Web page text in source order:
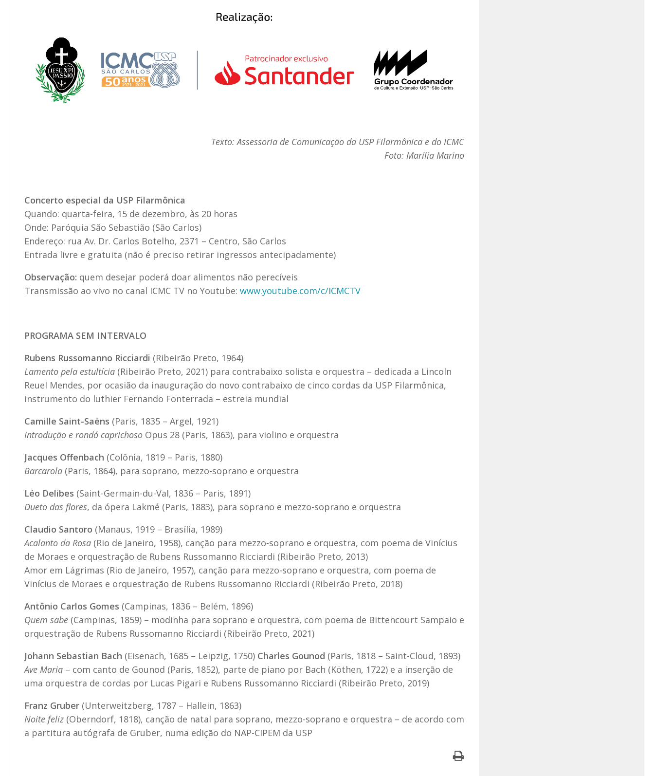
Texto: Assessoria de Comunicação da USP Filarmônica e do ICMC
Foto: Marília Marino
Concerto especial da USP Filarmônica
Quando: quarta-feira, 15 de dezembro, às 20 horas
Onde: Paróquia São Sebastião (São Carlos)
Endereço: rua Av. Dr. Carlos Botelho, 2371 – Centro, São Carlos
Entrada livre e gratuita (não é preciso retirar ingressos antecipadamente)
Observação: quem desejar poderá doar alimentos não perecíveis
Transmissão ao vivo no canal ICMC TV no Youtube: www.youtube.com/c/ICMCTV
PROGRAMA SEM INTERVALO
Rubens Russomanno Ricciardi (Ribeirão Preto, 1964)
Lamento pela estultícia (Ribeirão Preto, 2021) para contrabaixo solista e orquestra – dedicada a Lincoln
Reuel Mendes, por ocasião da inauguração do novo contrabaixo de cinco cordas da USP Filarmônica,
instrumento do luthier Fernando Fonterrada – estreia mundial
Camille Saint-Saëns (Paris, 1835 – Argel, 1921)
Introdução e rondó caprichoso Opus 28 (Paris, 1863), para violino e orquestra
Jacques Offenbach (Colônia, 1819 – Paris, 1880)
Barcarola (Paris, 1864), para soprano, mezzo-soprano e orquestra
Léo Delibes (Saint-Germain-du-Val, 1836 – Paris, 1891)
Dueto das flores, da ópera Lakmé (Paris, 1883), para soprano e mezzo-soprano e orquestra
Claudio Santoro (Manaus, 1919 – Brasília, 1989)
Acalanto da Rosa (Rio de Janeiro, 1958), canção para mezzo-soprano e orquestra, com poema de Vinícius
de Moraes e orquestração de Rubens Russomanno Ricciardi (Ribeirão Preto, 2013)
Amor em Lágrimas (Rio de Janeiro, 1957), canção para mezzo-soprano e orquestra, com poema de
Vinícius de Moraes e orquestração de Rubens Russomanno Ricciardi (Ribeirão Preto, 2018)
Antônio Carlos Gomes (Campinas, 1836 – Belém, 1896)
Quem sabe (Campinas, 1859) – modinha para soprano e orquestra, com poema de Bittencourt Sampaio e
orquestração de Rubens Russomanno Ricciardi (Ribeirão Preto, 2021)
Johann Sebastian Bach (Eisenach, 1685 – Leipzig, 1750) Charles Gounod (Paris, 1818 – Saint-Cloud, 1893)
Ave Maria – com canto de Gounod (Paris, 1852), parte de piano por Bach (Köthen, 1722) e a inserção de
uma orquestra de cordas por Lucas Pigari e Rubens Russomanno Ricciardi (Ribeirão Preto, 2019)
Franz Gruber (Unterweitzberg, 1787 – Hallein, 1863)
Noite feliz (Oberndorf, 1818), canção de natal para soprano, mezzo-soprano e orquestra – de acordo com
a partitura autógrafa de Gruber, numa edição do NAP-CIPEM da USP